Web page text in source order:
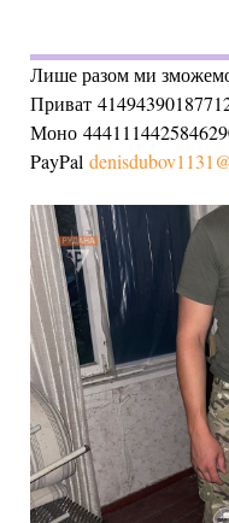
Лише разом ми
Приват
Моно
PayPal